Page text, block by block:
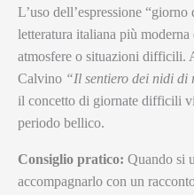
L’uso dell’espressione “giorno
letteratura italiana più
atmosfere o situazioni difficili.
Calvino “Il sentiero dei nidi di
il concetto di giornate difficili
periodo bellico.
Consiglio pratico: Quando si
accompagnarlo con un